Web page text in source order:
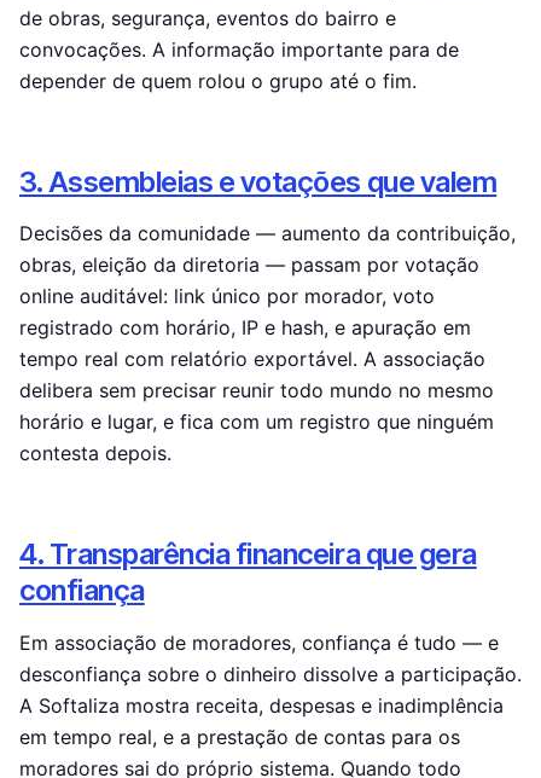
de obras, segurança, eventos do bairro e
convocações. A informação importante para de
depender de quem rolou o grupo até o fim.
3. Assembleias e votações que valem
Decisões da comunidade — aumento da contribuição,
obras, eleição da diretoria — passam por votação
online auditável: link único por morador, voto
registrado com horário, IP e hash, e apuração em
tempo real com relatório exportável. A associação
delibera sem precisar reunir todo mundo no mesmo
horário e lugar, e fica com um registro que ninguém
contesta depois.
4. Transparência financeira que gera
confiança
Em associação de moradores, confiança é tudo — e
desconfiança sobre o dinheiro dissolve a participação.
A Softaliza mostra receita, despesas e inadimplência
em tempo real, e a prestação de contas para os
moradores sai do próprio sistema. Quando todo